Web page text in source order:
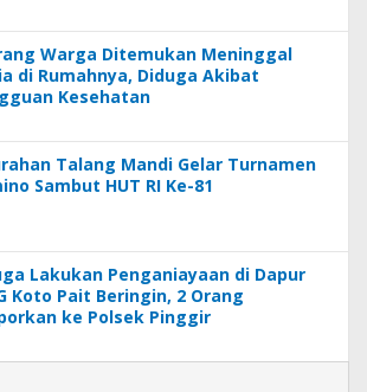
Warga Ditemukan Meninggal
di Rumahnya, Diduga Akibat
Kesehatan
Talang Mandi Gelar Turnamen
Sambut HUT RI Ke-81
Lakukan Penganiayaan di Dapur
Koto Pait Beringin, 2 Orang
ke Polsek Pinggir